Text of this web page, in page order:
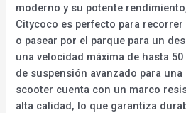
moderno y su potente
Citycoco es perfecto para
o pasear por el parque para un
una velocidad máxima de hasta
de suspensión avanzado para
scooter cuenta con un marco
alta calidad, lo que garantiza